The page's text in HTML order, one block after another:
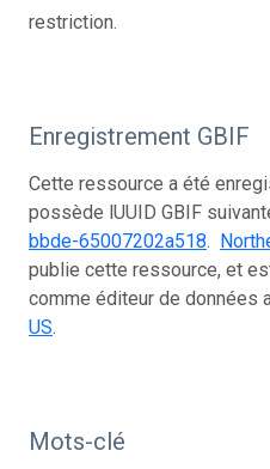
restriction.
Enregistrement GBIF
Cette ressource a été
possède lUUID GBIF
bbde-65007202a518.
publie cette ressource, et
comme éditeur de données
US.
Mots-clé